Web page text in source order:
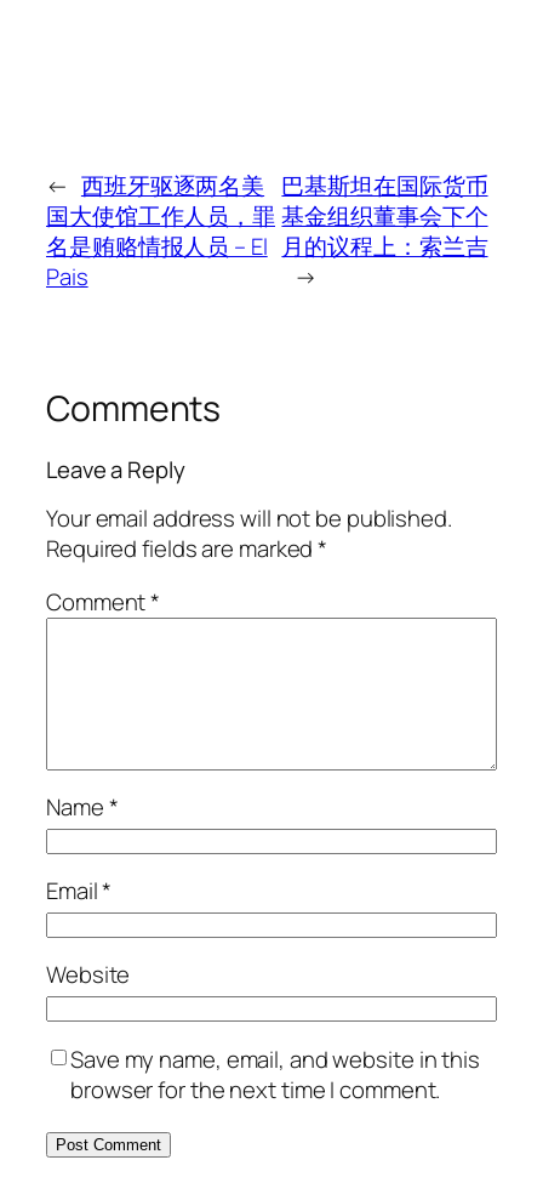
← 西班牙驱逐两名美
国大使馆工作人员，罪
名是贿赂情报人员 – El
Pais
巴基斯坦在国际货币
基金组织董事会下个
月的议程上：索兰吉
→
Comments
Leave a Reply
Your email address will not be published.
Required fields are marked*
Comment*
Name*
Email*
Website
Save my name, email, and website in this
browser for the next time I comment.